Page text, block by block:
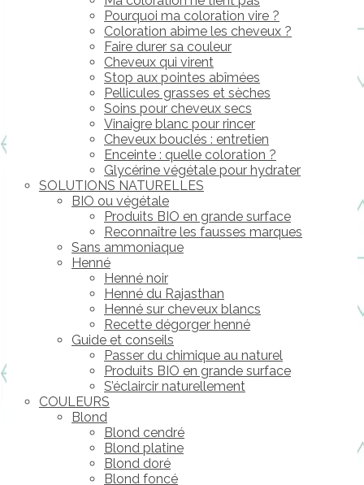
Pourquoi ma coloration vire ?
Coloration abime les cheveux ?
Faire durer sa couleur
Cheveux qui virent
Stop aux pointes abîmées
Pellicules grasses et sèches
Soins pour cheveux secs
Vinaigre blanc pour rincer
Cheveux bouclés : entretien
Enceinte : quelle coloration ?
Glycérine végétale pour hydrater
SOLUTIONS NATURELLES
BIO ou végétale
Produits BIO en grande surface
Reconnaître les fausses marques
Sans ammoniaque
Henné
Henné noir
Henné du Rajasthan
Henné sur cheveux blancs
Recette dégorger henné
Guide et conseils
Passer du chimique au naturel
Produits BIO en grande surface
S’éclaircir naturellement
COULEURS
Blond
Blond cendré
Blond platine
Blond doré
Blond foncé